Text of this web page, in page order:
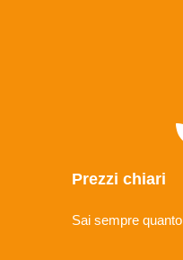
Prezzi chiari
Sai sempre